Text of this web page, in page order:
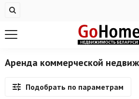
Купить квартиру
Новостройки
Аренда коммерческой
Подобрать по параметрам